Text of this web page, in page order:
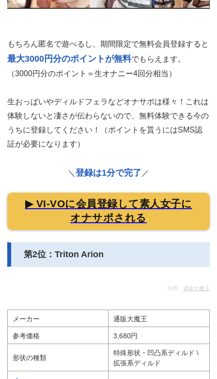
もちろん匿名で遊べるし、期間限定で無料会員登録すると
最大3000円分のポイントが無料でもらえます。
（3000円分のポイント＝生オナニー4回分相当）
生おっぱいやディルドフェラなどオナサポは様々！これは
体験しないと凄さが伝わらないので、無料体験できる今の
うちに登録してください！（ポイントを貰うにはSMS認
証が必要になります）
＼ 登録は1分で完了 ／
▶ VI-VOに会員登録して素人女子に
オナサポされる
第2位：Triton Arion